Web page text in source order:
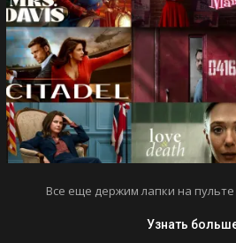
Все еще держим лапки на
Узнать